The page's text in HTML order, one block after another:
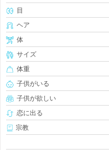
目
ヘア
体
サイズ
体重
子供がいる
子供が欲しい
恋に出る
宗教